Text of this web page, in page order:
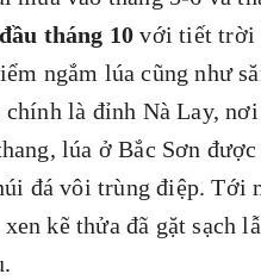
tháng 10 với tiết trời
ngắm lúa cũng như
là đỉnh Nà Lay,
lúa ở Bắc Sơn
đá vôi trùng điệp. Tới
kẽ thửa đã gặt sạch